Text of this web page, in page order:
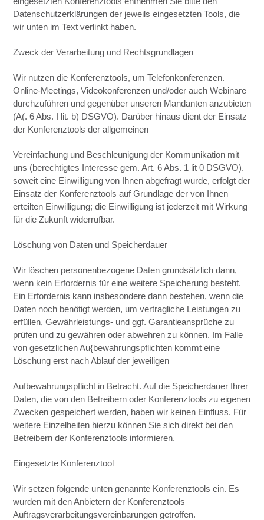
Datenschutzerklärungen der jeweils eingesetzten Tools, die
wir unten im Text verlinkt haben.
Zweck der Verarbeitung und Rechtsgrundlagen
Wir nutzen die Konferenztools, um Telefonkonferenzen.
Online-Meetings, Videokonferenzen und/oder auch Webinare
durchzuführen und gegenüber unseren Mandanten anzubieten
(A(. 6 Abs. I lit. b) DSGVO). Darüber hinaus dient der Einsatz
der Konferenztools der allgemeinen
Vereinfachung und Beschleunigung der Kommunikation mit
uns (berechtigtes Interesse gem. Art. 6 Abs. 1 lit 0 DSGVO).
soweit eine Einwilligung von Ihnen abgefragt wurde, erfolgt der
Einsatz der Konferenztools auf Grundlage der von Ihnen
erteilten Einwilligung; die Einwilligung ist jederzeit mit Wirkung
für die Zukunft widerrufbar.
Löschung von Daten und Speicherdauer
Wir löschen personenbezogene Daten grundsätzlich dann,
wenn kein Erfordernis für eine weitere Speicherung besteht.
Ein Erfordernis kann insbesondere dann bestehen, wenn die
Daten noch benötigt werden, um vertragliche Leistungen zu
erfüllen, Gewährleistungs- und ggf. Garantieansprüche zu
prüfen und zu gewähren oder abwehren zu können. Im Falle
von gesetzlichen Au{bewahrungspflichten kommt eine
Löschung erst nach Ablauf der jeweiligen
Aufbewahrungspflicht in Betracht. Auf die Speicherdauer Ihrer
Daten, die von den Betreibern oder Konferenztools zu eigenen
Zwecken gespeichert werden, haben wir keinen Einfluss. Für
weitere Einzelheiten hierzu können Sie sich direkt bei den
Betreibern der Konferenztools informieren.
Eingesetzte Konferenztool
Wir setzen folgende unten genannte Konferenztools ein. Es
wurden mit den Anbietern der Konferenztools
Auftragsverarbeitungsvereinbarungen getroffen.